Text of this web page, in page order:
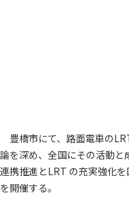
豊橋市にて、路面電車の
論を深め、全国にその活動
連携推進とLRT の充実強化を
を開催する。